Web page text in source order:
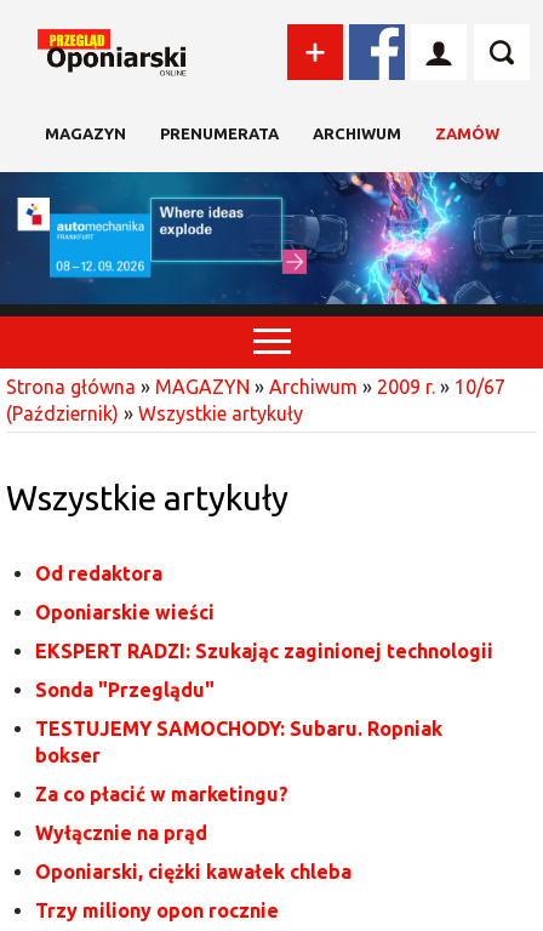
MAGAZYN PRENUMERATA ARCHIWUM ZAMÓW
Strona główna » MAGAZYN » Archiwum » 2009 r. » 10/67
(Październik) » Wszystkie artykuły
Wszystkie artykuły
Od redaktora
Oponiarskie wieści
EKSPERT RADZI: Szukając zaginionej technologii
Sonda "Przeglądu"
TESTUJEMY SAMOCHODY: Subaru. Ropniak
bokser
Za co płacić w marketingu?
Wyłącznie na prąd
Oponiarski, ciężki kawałek chleba
Trzy miliony opon rocznie